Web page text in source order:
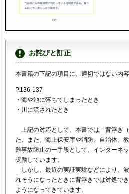
お詫びと訂正
本書籍の下記の項目に、適切ではない内容
P.136-137
・海や池に落ちてしまったとき
・川に流されたとき
上記の対応として、本書では「背浮き
た。また、海上保安庁や消防、自治体、
難事故防止の一手段として、インターネ
奨励しています。
しかし、最近の実証実験などにより、
れそうになったときに背浮きでは対処で
ようになってきています。